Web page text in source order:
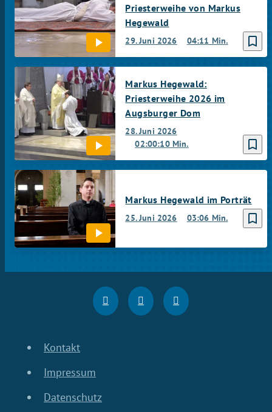
bookmark_border
29. Juni 2026 04:11 Min.
Priesterweihe von Markus
Hegewald
bookmark_border
28. Juni 2026
02:00:10 Min.
Markus Hegewald:
Priesterweihe 2026 im
Augsburger Dom
bookmark_border
25. Juni 2026 03:06 Min.
Markus Hegewald im Porträt
Kontakt
Impressum
Datenschutz